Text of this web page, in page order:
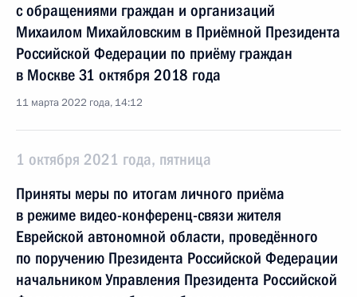
с обращениями граждан и организаций
Михаилом Михайловским в Приёмной Президента
Российской Федерации по приёму граждан
в Москве 31 октября 2018 года
11 марта 2022 года, 14:12
1 октября 2021 года, пятница
Приняты меры по итогам личного приёма
в режиме видео-конференц-связи жителя
Еврейской автономной области, проведённого
по поручению Президента Российской Федерации
начальником Управления Президента Российской